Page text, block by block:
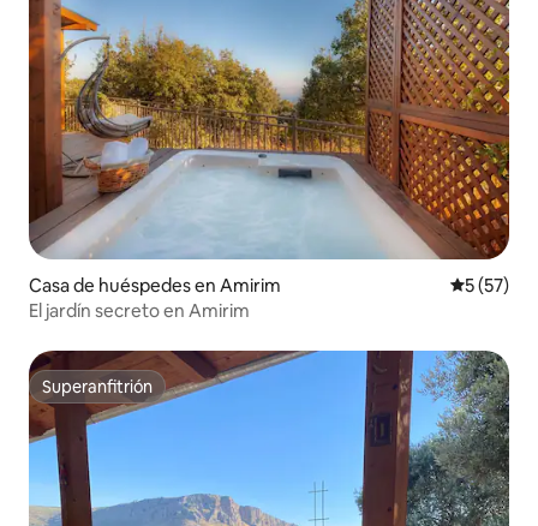
Casa de huéspedes en Amirim
5 (57)
El jardín secreto en Amirim
Superanfitrión
Superanfitrión